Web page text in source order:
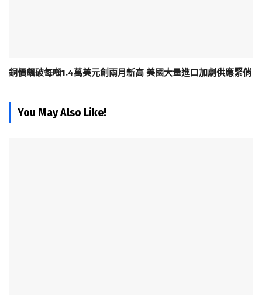
銅價飆破每噸1.4萬美元創兩月新高 美國大量進口加劇供應緊俏
You May Also Like!